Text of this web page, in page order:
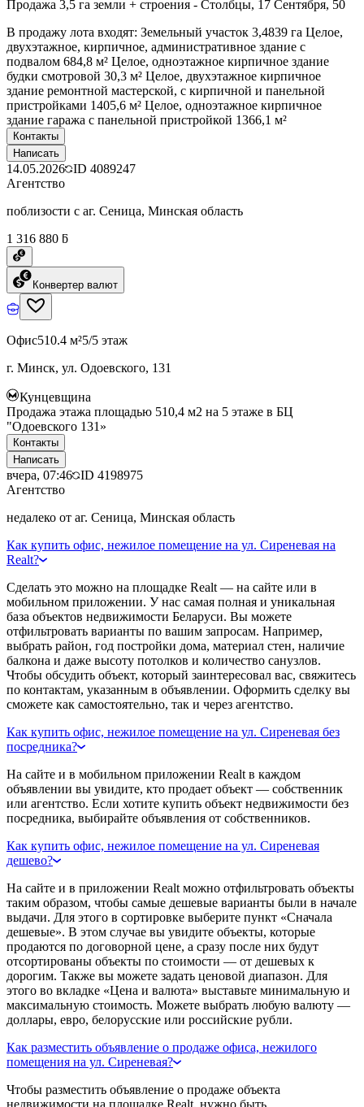
Продажа 3,5 га земли + строения - Столбцы, 17 Сентября, 50
В продажу лота входят: Земельный участок 3,4839 га Целое,
двухэтажное, кирпичное, административное здание с
подвалом 684,8 м² Целое, одноэтажное кирпичное здание
будки смотровой 30,3 м² Целое, двухэтажное кирпичное
здание ремонтной мастерской, с кирпичной и панельной
пристройками 1405,6 м² Целое, одноэтажное кирпичное
здание гаража с панельной пристройкой 1366,1 м²
Контакты
Написать
14.05.2026 ID 4089247
Агентство
поблизости с аг. Сеница, Минская область
1 316 880 ƃ
Конвертер валют
Офис510.4 м²5/5 этаж
г. Минск, ул. Одоевского, 131
Кунцевщина
Продажа этажа площадью 510,4 м2 на 5 этаже в БЦ
"Одоевского 131»
Контакты
Написать
вчера, 07:46 ID 4198975
Агентство
недалеко от аг. Сеница, Минская область
Как купить офис, нежилое помещение на ул. Сиреневая на
Realt?
Сделать это можно на площадке Realt — на сайте или в
мобильном приложении. У нас самая полная и уникальная
база объектов недвижимости Беларуси. Вы можете
отфильтровать варианты по вашим запросам. Например,
выбрать район, год постройки дома, материал стен, наличие
балкона и даже высоту потолков и количество санузлов.
Чтобы обсудить объект, который заинтересовал вас, свяжитесь
по контактам, указанным в объявлении. Оформить сделку вы
сможете как самостоятельно, так и через агентство.
Как купить офис, нежилое помещение на ул. Сиреневая без
посредника?
На сайте и в мобильном приложении Realt в каждом
объявлении вы увидите, кто продает объект — собственник
или агентство. Если хотите купить объект недвижимости без
посредника, выбирайте объявления от собственников.
Как купить офис, нежилое помещение на ул. Сиреневая
дешево?
На сайте и в приложении Realt можно отфильтровать объекты
таким образом, чтобы самые дешевые варианты были в начале
выдачи. Для этого в сортировке выберите пункт «Сначала
дешевые». В этом случае вы увидите объекты, которые
продаются по договорной цене, а сразу после них будут
отсортированы объекты по стоимости — от дешевых к
дорогим. Также вы можете задать ценовой диапазон. Для
этого во вкладке «Цена и валюта» выставьте минимальную и
максимальную стоимость. Можете выбрать любую валюту —
доллары, евро, белорусские или российские рубли.
Как разместить объявление о продаже офиса, нежилого
помещения на ул. Сиреневая?
Чтобы разместить объявление о продаже объекта
недвижимости на площадке Realt, нужно быть